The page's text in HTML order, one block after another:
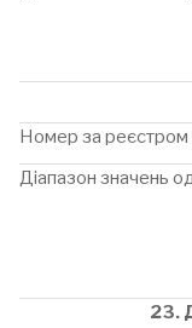
Номер за реєстром
Діапазон значень
23.